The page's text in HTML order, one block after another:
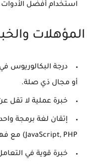
استخدام أفضل الأدوات
المؤهلات
درجة البكالوريوس
أو مجال ذي صلة.
خبرة عملية لا تقل
JavaScript, PHP) مع فهم عميق لمفاهيمها.
خبرة قوية في